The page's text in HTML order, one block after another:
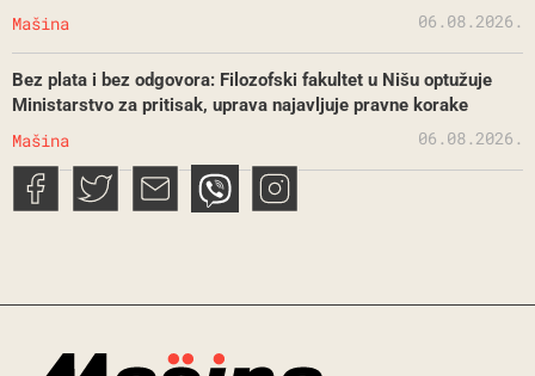
Mašina 06.08.2026.
Bez plata i bez odgovora: Filozofski fakultet u Nišu optužuje
Ministarstvo za pritisak, uprava najavljuje pravne korake
Mašina 06.08.2026.